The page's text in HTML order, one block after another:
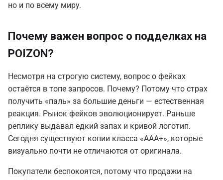
но и по всему миру.
Почему важен вопрос о подделках на
POIZON?
Несмотря на строгую систему, вопрос о фейках
остаётся в топе запросов. Почему? Потому что страх
получить «паль» за большие деньги — естественная
реакция. Рынок фейков эволюционирует. Раньше
реплику выдавал едкий запах и кривой логотип.
Сегодня существуют копии класса «ААА+», которые
визуально почти не отличаются от оригинала.
Покупатели беспокоятся, потому что продажи на